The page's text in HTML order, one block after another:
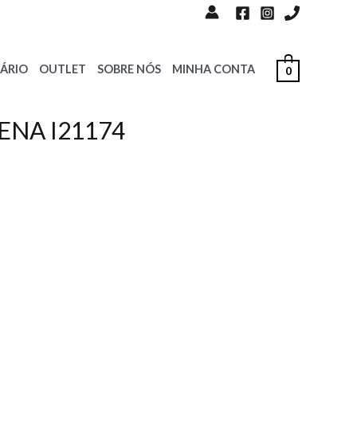
OUTLET SOBRE NÓS MINHA CONTA 0
I21174